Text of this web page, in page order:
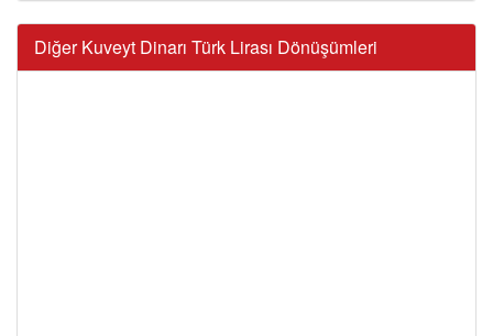
Diğer Kuveyt Dinarı Türk Lirası Dönüşümleri